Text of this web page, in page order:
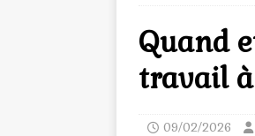
Quand
travail
09/02/2026